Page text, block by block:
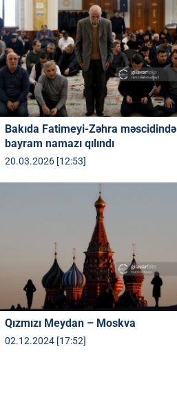
Bakıda Fatimeyi-Zəhra məscidində
bayram namazı qılındı
20.03.2026 [12:53]
Qızmızı Meydan – Moskva
02.12.2024 [17:52]